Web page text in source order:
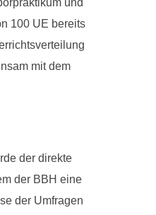
und
100 UE bereits
mit dem
der direkte
der BBH eine
der Umfragen